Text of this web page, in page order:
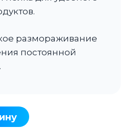
размораживание
постоянной